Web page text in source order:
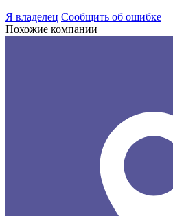
Я владелец Сообщить об ошибке
Похожие компании